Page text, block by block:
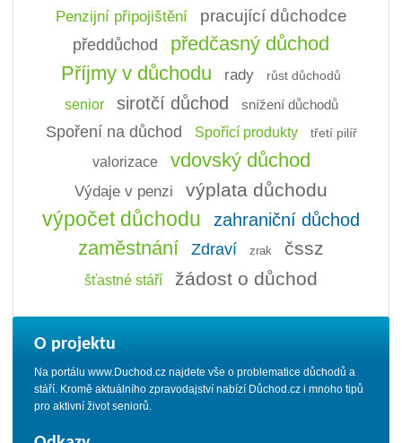
Penzijní připojištění pracující důchodce
předdůchod předčasný důchod
Příjmy v důchodu rady růst důchodů
senior sirotčí důchod snížení důchodů
Spoření na důchod Spořící produkty třetí pilíř
valorizace vdovský důchod
Výdaje v penzi výplata důchodu
výpočet důchodu zahraniční důchod
zaměstnání Zdraví zrak čssz
šťastné stáří žádost o důchod
O projektu
Na portálu www.Duchod.cz najdete vše o problematice důchodů a
stáří. Kromě aktuálního zpravodajství nabízí Důchod.cz i mnoho tipů
pro aktivní život seniorů.